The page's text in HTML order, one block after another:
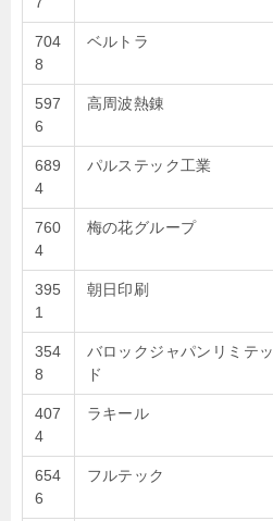
704
8
ベルトラ
597
6
高周波熱錬
689
4
パルステック工業
760
4
梅の花グループ
395
1
朝日印刷
354
8
バロックジャパンリミテッ
ド
407
4
ラキール
654
6
フルテック